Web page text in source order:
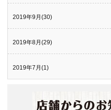
2019年9月(30)
2019年8月(29)
2019年7月(1)